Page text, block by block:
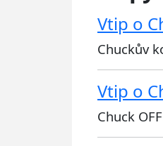
Vtip o
Chuckův
Vtip o
Chuck